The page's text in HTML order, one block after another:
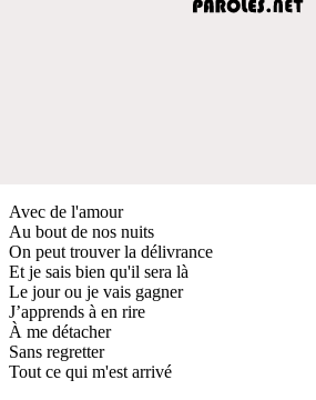
Avec de l'amour
Au bout de nos nuits
On peut trouver la délivrance
Et je sais bien qu'il sera là
Le jour ou je vais gagner
J’apprends à en rire
À me détacher
Sans regretter
Tout ce qui m'est arrivé